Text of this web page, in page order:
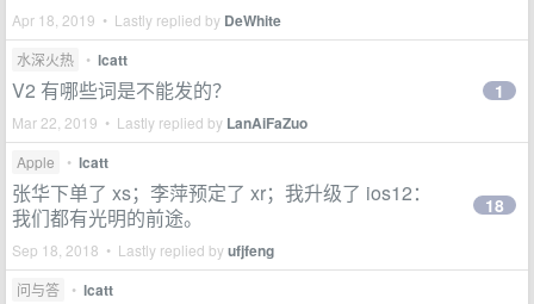
Apr 18, 2019 • Lastly replied by DeWhite
水深火热 • lcatt
V2 有哪些词是不能发的？
Mar 22, 2019 • Lastly replied by LanAiFaZuo
1
Apple • lcatt
张华下单了 xs；李萍预定了 xr；我升级了 ios12：
我们都有光明的前途。
Sep 18, 2018 • Lastly replied byufjfeng
18
问与答 • lcatt